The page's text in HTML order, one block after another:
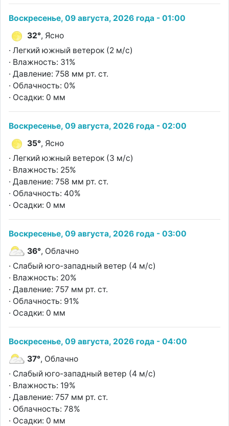
Воскресенье, 09 августа, 2026 года - 01:00
32°, Ясно
· Легкий южный ветерок (2 м/с)
· Влажность: 31%
· Давление: 758 мм рт. ст.
· Облачность: 0%
· Осадки: 0 мм
Воскресенье, 09 августа, 2026 года - 02:00
35°, Ясно
· Легкий южный ветерок (3 м/с)
· Влажность: 25%
· Давление: 758 мм рт. ст.
· Облачность: 40%
· Осадки: 0 мм
Воскресенье, 09 августа, 2026 года - 03:00
36°, Облачно
· Слабый юго-западный ветер (4 м/с)
· Влажность: 20%
· Давление: 757 мм рт. ст.
· Облачность: 91%
· Осадки: 0 мм
Воскресенье, 09 августа, 2026 года - 04:00
37°, Облачно
· Слабый юго-западный ветер (4 м/с)
· Влажность: 19%
· Давление: 757 мм рт. ст.
· Облачность: 78%
· Осадки: 0 мм